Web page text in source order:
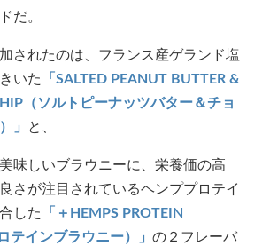
だ。
されたのは、フランス産ゲランド塩
いた
「SALTED PEANUT BUTTER &
（ソルトピーナッツバター＆チョ
」
と、
味しいブラウニーに、栄養価の高
さが注目されているヘンププロテイ
した
「＋HEMPS PROTEIN
テインブラウニー）」 の２フレーバ